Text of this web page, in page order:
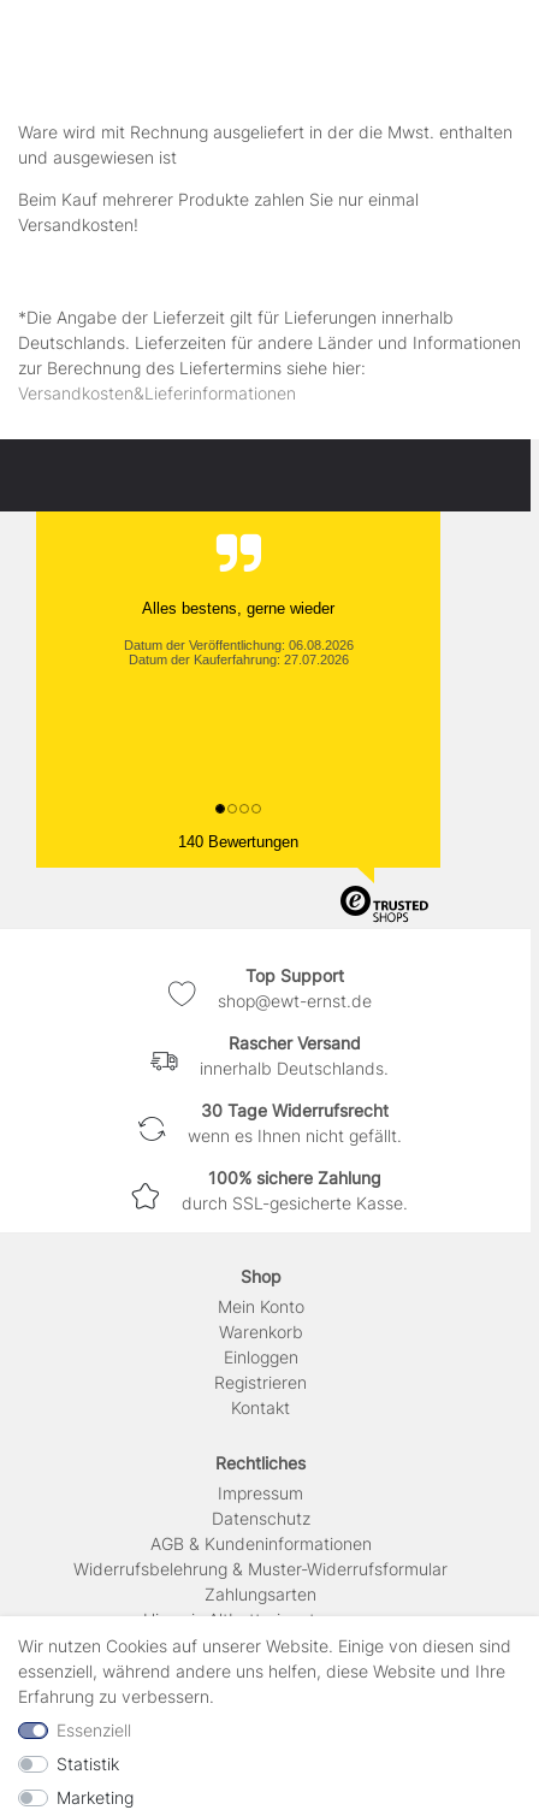
Ware wird mit Rechnung ausgeliefert in der die Mwst. enthalten
und ausgewiesen ist
Beim Kauf mehrerer Produkte zahlen Sie nur einmal
Versandkosten!
*Die Angabe der Lieferzeit gilt für Lieferungen innerhalb
Deutschlands. Lieferzeiten für andere Länder und Informationen
zur Berechnung des Liefertermins siehe hier:
Versandkosten&Lieferinformationen
Alles bestens, gerne wieder
Datum der Veröffentlichung: 06.08.2026
Datum der Kauferfahrung: 27.07.2026
140 Bewertungen
Top Support
shop@ewt-ernst.de
Rascher Versand
innerhalb Deutschlands.
30 Tage Widerrufsrecht
wenn es Ihnen nicht gefällt.
100% sichere Zahlung
durch SSL-gesicherte Kasse.
Shop
Mein Konto
Warenkorb
Einloggen
Registrieren
Kontakt
Rechtliches
Impressum
Daten­schutz
AGB & Kundeninformationen
Widerrufsbelehrung & Muster-Widerrufsformular
Zahlungsarten
Hinweis Altbatterieentsorgung
Versandkosten & Lieferinformationen
Zahlungsarten
Wir nutzen Cookies auf unserer Website. Einige von diesen sind
essenziell, während andere uns helfen, diese Website und Ihre
Erfahrung zu verbessern.
Essenziell
Statistik
Marketing